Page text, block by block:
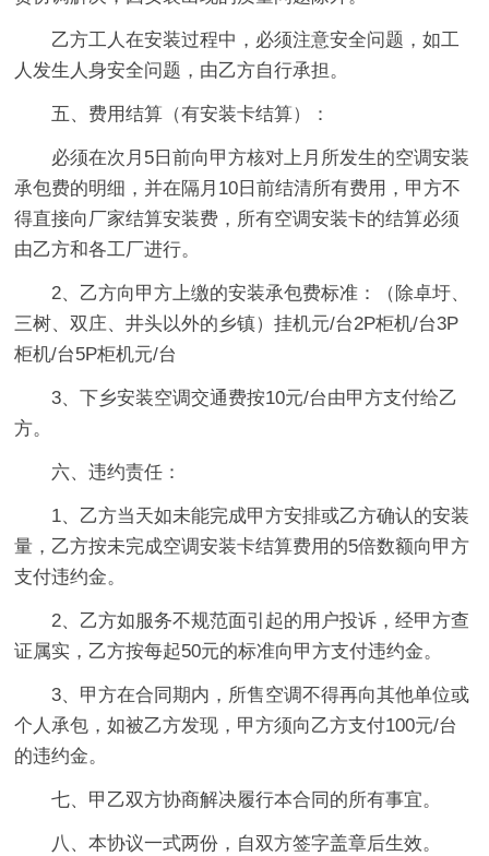
乙方工人在安装过程中，必须注意安全问题，如工
人发生人身安全问题，由乙方自行承担。
五、费用结算（有安装卡结算）：
必须在次月5日前向甲方核对上月所发生的空调安装
承包费的明细，并在隔月10日前结清所有费用，甲方不
得直接向厂家结算安装费，所有空调安装卡的结算必须
由乙方和各工厂进行。
2、乙方向甲方上缴的安装承包费标准：（除卓圩、
三树、双庄、井头以外的乡镇）挂机元/台2P柜机/台3P
柜机/台5P柜机元/台
3、下乡安装空调交通费按10元/台由甲方支付给乙
方。
六、违约责任：
1、乙方当天如未能完成甲方安排或乙方确认的安装
量，乙方按未完成空调安装卡结算费用的5倍数额向甲方
支付违约金。
2、乙方如服务不规范面引起的用户投诉，经甲方查
证属实，乙方按每起50元的标准向甲方支付违约金。
3、甲方在合同期内，所售空调不得再向其他单位或
个人承包，如被乙方发现，甲方须向乙方支付100元/台
的违约金。
七、甲乙双方协商解决履行本合同的所有事宜。
八、本协议一式两份，自双方签字盖章后生效。